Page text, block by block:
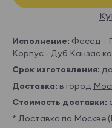
Исполнение: Фасад -
Корпус - Дуб Канзас
Срок изготовления:
Доставка: в город
Стоимость доставки:
* Доставка по Москве